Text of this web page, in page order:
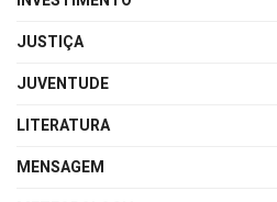
JUSTIÇA
JUVENTUDE
LITERATURA
MENSAGEM